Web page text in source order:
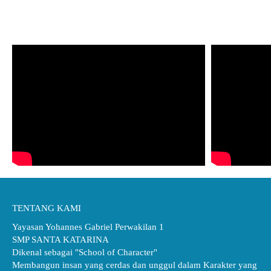
TENTANG KAMI
Yayasan Yohannes Gabriel Perwakilan 1
SMP SANTA KATARINA
Dikenal sebagai "School of Character"
Membangun insan yang cerdas dan unggul dalam Karakter yang